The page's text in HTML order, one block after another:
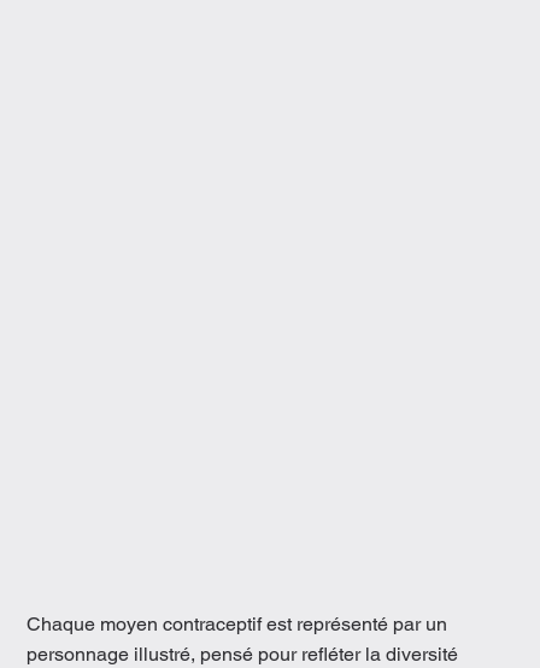
Chaque moyen contraceptif est représenté par un
personnage illustré, pensé pour refléter la diversité